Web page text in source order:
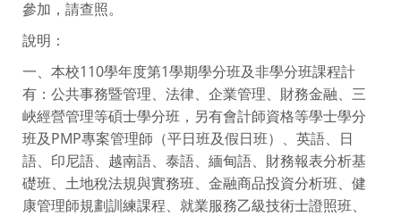
參加，請查照。
說明：
一、本校110學年度第1學期學分班及非學分班課程計
有：公共事務暨管理、法律、企業管理、財務金融、三
峽經營管理等碩士學分班，另有會計師資格等學士學分
班及PMP專案管理師（平日班及假日班）、英語、日
語、印尼語、越南語、泰語、緬甸語、財務報表分析基
礎班、土地稅法規與實務班、金融商品投資分析班、健
康管理師規劃訓練課程、就業服務乙級技術士證照班、